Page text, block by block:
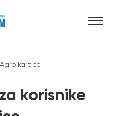
kartice
korisnike